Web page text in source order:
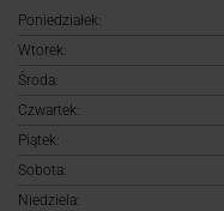
Poniedziałek:
Wtorek:
Środa:
Czwartek:
Piątek:
Sobota:
Niedziela: